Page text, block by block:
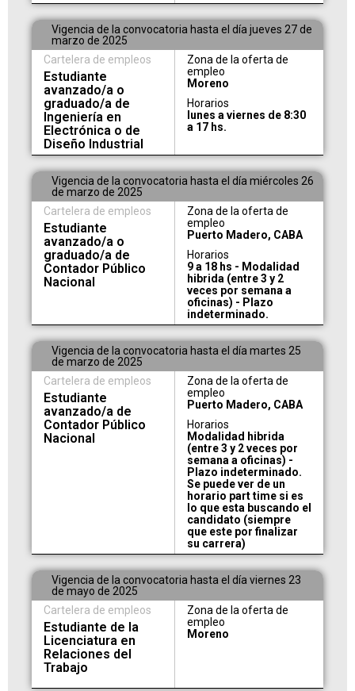
Vigencia de la convocatoria hasta el día jueves 27 de
marzo de 2025
Cartelera de empleos
Estudiante
avanzado/a o
graduado/a de
Ingeniería en
Electrónica o de
Diseño Industrial
Zona de la oferta de
empleo
Moreno
Horarios
lunes a viernes de 8:30
a 17 hs.
Vigencia de la convocatoria hasta el día miércoles 26
de marzo de 2025
Cartelera de empleos
Estudiante
avanzado/a o
graduado/a de
Contador Público
Nacional
Zona de la oferta de
empleo
Puerto Madero, CABA
Horarios
9 a 18 hs - Modalidad
hibrida (entre 3 y 2
veces por semana a
oficinas) - Plazo
indeterminado.
Vigencia de la convocatoria hasta el día martes 25
de marzo de 2025
Cartelera de empleos
Estudiante
avanzado/a de
Contador Público
Nacional
Zona de la oferta de
empleo
Puerto Madero, CABA
Horarios
Modalidad hibrida
(entre 3 y 2 veces por
semana a oficinas) -
Plazo indeterminado.
Se puede ver de un
horario part time si es
lo que esta buscando el
candidato (siempre
que este por finalizar
su carrera)
Vigencia de la convocatoria hasta el día viernes 23
de mayo de 2025
Cartelera de empleos
Estudiante de la
Licenciatura en
Relaciones del
Trabajo
Zona de la oferta de
empleo
Moreno